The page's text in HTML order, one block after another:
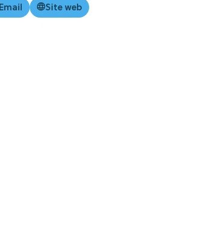
Email Site web